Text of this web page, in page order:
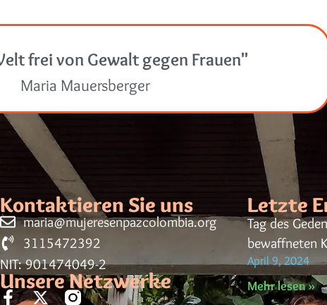
frei von Gewalt gegen Frauen"
Maria Mauersberger
Kontaktieren Sie uns
maria@mujeresenpazcolombia.org
3115472392
NIT: 901474049-2
Unsere Netzwerke
Letzte
Tag des
bewaffneten
April 9, 2024
Mehr lesen »